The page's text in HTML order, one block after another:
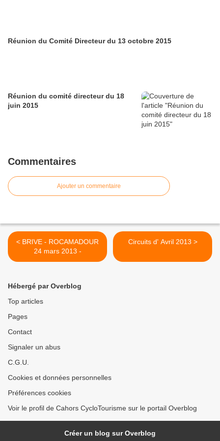
Réunion du Comité Directeur du 13 octobre 2015
Réunion du comité directeur du 18
juin 2015
Commentaires
Ajouter un commentaire
< BRIVE - ROCAMADOUR
24 mars 2013 -
Circuits d' Avril 2013 >
Hébergé par Overblog
Top articles
Pages
Contact
Signaler un abus
C.G.U.
Cookies et données personnelles
Préférences cookies
Voir le profil de Cahors CycloTourisme sur le portail Overblog
Créer un blog sur Overblog